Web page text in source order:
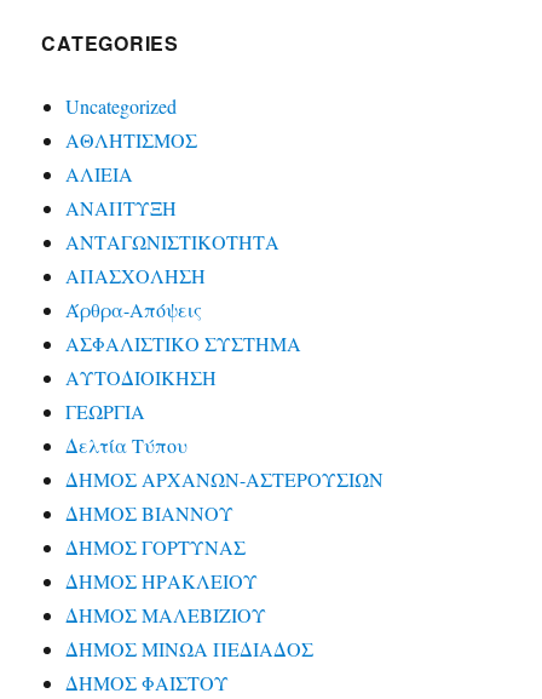
CATEGORIES
Uncategorized
ΑΘΛΗΤΙΣΜΟΣ
ΑΛΙΕΙΑ
ΑΝΑΠΤΥΞΗ
ΑΝΤΑΓΩΝΙΣΤΙΚΟΤΗΤΑ
ΑΠΑΣΧΟΛΗΣΗ
Άρθρα-Απόψεις
ΑΣΦΑΛΙΣΤΙΚΟ ΣΥΣΤΗΜΑ
ΑΥΤΟΔΙΟΙΚΗΣΗ
ΓΕΩΡΓΙΑ
Δελτία Τύπου
ΔΗΜΟΣ ΑΡΧΑΝΩΝ-ΑΣΤΕΡΟΥΣΙΩΝ
ΔΗΜΟΣ ΒΙΑΝΝΟΥ
ΔΗΜΟΣ ΓΟΡΤΥΝΑΣ
ΔΗΜΟΣ ΗΡΑΚΛΕΙΟΥ
ΔΗΜΟΣ ΜΑΛΕΒΙΖΙΟΥ
ΔΗΜΟΣ ΜΙΝΩΑ ΠΕΔΙΑΔΟΣ
ΔΗΜΟΣ ΦΑΙΣΤΟΥ